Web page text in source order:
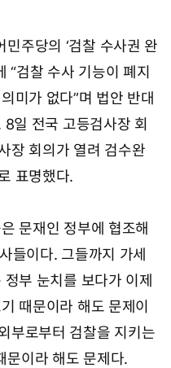
주당의 ‘검찰 수사권 완
“검찰 수사 기능이 폐지
미가 없다”며 법안 반대
일 전국 고등검사장 회
장 회의가 열려 검수완
표명했다.
문재인 정부에 협조해
들이다. 그들까지 가세
부 눈치를 보다가 이제
때문이라 해도 문제이
부로부터 검찰을 지키는
문이라 해도 문제다.